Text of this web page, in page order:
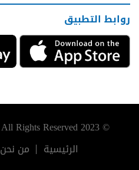
روابط التطبيق
© 2023 The Monthly Magazine. All Rights Reserved.
الرئيسية
من نحن